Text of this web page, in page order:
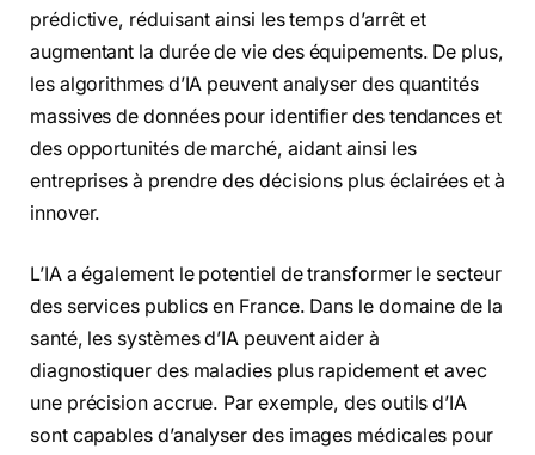
prédictive, réduisant ainsi les temps d’arrêt et
augmentant la durée de vie des équipements. De plus,
les algorithmes d’IA peuvent analyser des quantités
massives de données pour identifier des tendances et
des opportunités de marché, aidant ainsi les
entreprises à prendre des décisions plus éclairées et à
innover.
L’IA a également le potentiel de transformer le secteur
des services publics en France. Dans le domaine de la
santé, les systèmes d’IA peuvent aider à
diagnostiquer des maladies plus rapidement et avec
une précision accrue. Par exemple, des outils d’IA
sont capables d’analyser des images médicales pour